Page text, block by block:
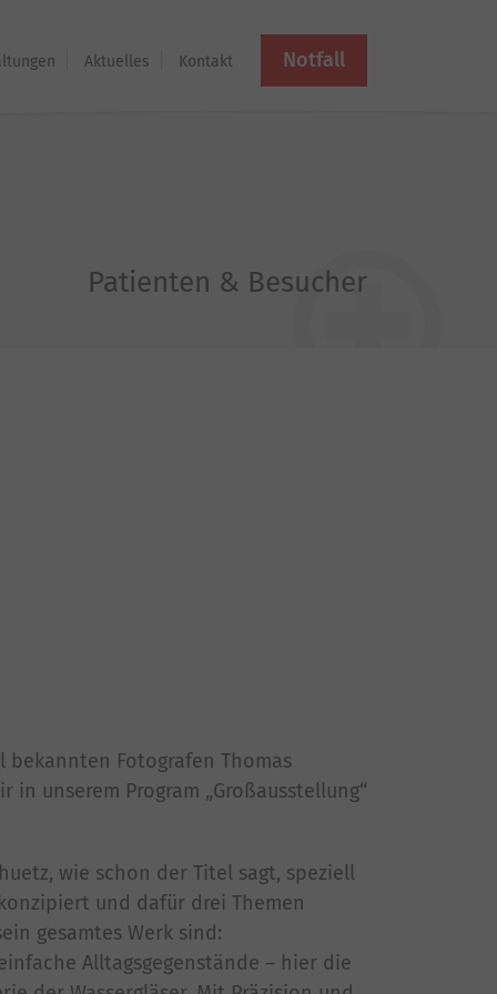
Aktuelles Kontakt Notfall
Patienten & Besucher
Fotografen Thomas
in unserem Program „Großausstellung“
wie schon der Titel sagt, speziell
und dafür drei Themen
gesamtes Werk sind:
Alltagsgegenstände – hier die